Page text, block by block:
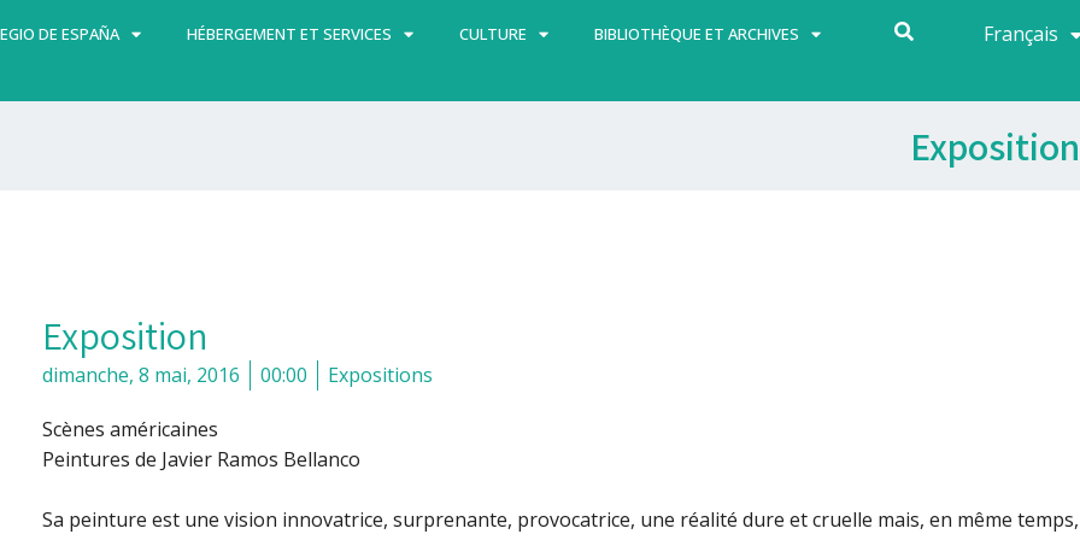
DE ESPAÑA HÉBERGEMENT ET SERVICES CULTURE BIBLIOTHÈQUE ET ARCHIVES Français
Español
Exposition
Exposition
dimanche, 8 mai, 2016 00:00 Expositions
Scènes américaines
Peintures de Javier Ramos Bellanco
Sa peinture est une vision innovatrice, surprenante, provocatrice, une réalité dure et cruelle mais, en même temps,